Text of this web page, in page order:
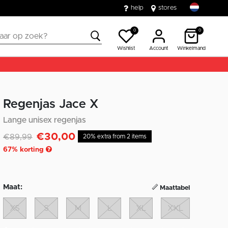
help stores
0
Wishlist Account
0
Winkelmand
Regenjas Jace X
Lange unisex regenjas
Afgeprijsd van
€89,99naar
€30,00
67% korting
20% extra from 2 items
Maat: Maattabel
XS S M L XL XXL